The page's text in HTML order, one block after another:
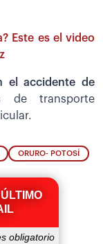
Este es el video
el accidente de
transporte
ORURO- POTOSÍ
obligatorio